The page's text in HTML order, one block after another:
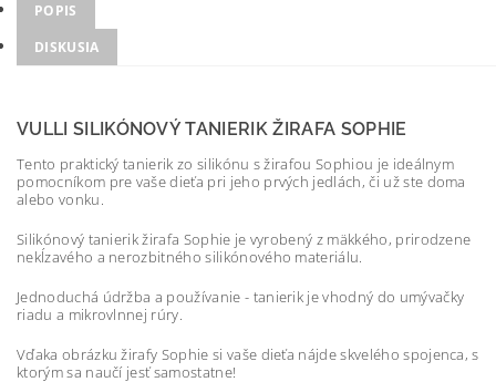
POPIS
DISKUSIA
VULLI SILIKÓNOVÝ TANIERIK ŽIRAFA SOPHIE
Tento praktický tanierik zo silikónu s žirafou Sophiou je ideálnym
pomocníkom pre vaše dieťa pri jeho prvých jedlách, či už ste doma
alebo vonku.
Silikónový tanierik žirafa Sophie je vyrobený z mäkkého, prirodzene
nekĺzavého a nerozbitného silikónového materiálu.
Jednoduchá údržba a používanie - tanierik je vhodný do umývačky
riadu a mikrovlnnej rúry.
Vďaka obrázku žirafy Sophie si vaše dieťa nájde skvelého spojenca, s
ktorým sa naučí jesť samostatne!